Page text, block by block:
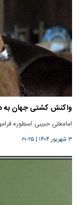
واکنش کشتی جهان به
امامعلی حبیبی اسطوره
۳ شهریور ۱۴۰۴ | ۲۰:۲۵